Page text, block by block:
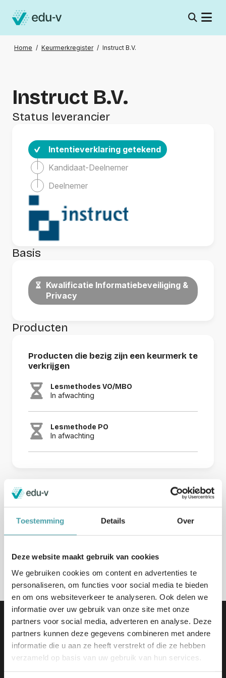
Toestemming Details Over
Deze website maakt gebruik van cookies
We gebruiken cookies om content en advertenties te
personaliseren, om functies voor social media te bieden
en om ons websiteverkeer te analyseren. Ook delen we
informatie over uw gebruik van onze site met onze
partners voor social media, adverteren en analyse. Deze
partners kunnen deze gegevens combineren met andere
informatie die u aan ze heeft verstrekt of die ze hebben
verzameld op basis van uw gebruik van hun services.
Home / Keurmerkregister / Instruct B.V.
Instruct B.V.
Status leverancier
Intentieverklaring getekend
Kandidaat-Deelnemer
Deelnemer
Basis
Kwalificatie Informatiebeveiliging &
Privacy
Producten
Producten die bezig zijn een keurmerk te
verkrijgen
Lesmethodes VO/MBO
In afwachting
Lesmethode PO
In afwachting
Bodegraven